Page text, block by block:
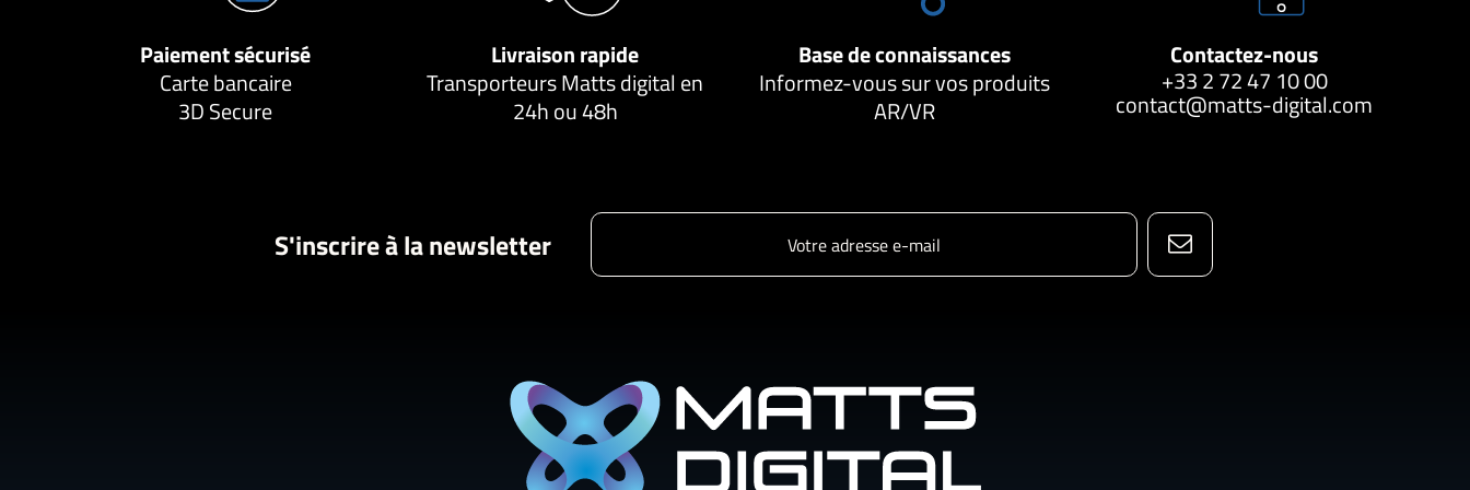
Paiement sécurisé
Carte bancaire
3D Secure
Livraison rapide
Transporteurs Matts digital en
24h ou 48h
Base de connaissances
Informez-vous sur vos produits
AR/VR
Contactez-nous
+33 2 72 47 10 00
contact@matts-digital.com
S'inscrire à la newsletter